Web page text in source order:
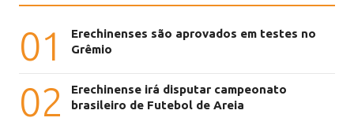
01
Erechinenses são aprovados em testes no
Grêmio
02
Erechinense irá disputar campeonato
brasileiro de Futebol de Areia